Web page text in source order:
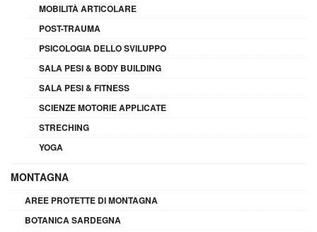
MOBILITÀ ARTICOLARE
POST-TRAUMA
PSICOLOGIA DELLO SVILUPPO
SALA PESI & BODY BUILDING
SALA PESI & FITNESS
SCIENZE MOTORIE APPLICATE
STRECHING
YOGA
MONTAGNA
AREE PROTETTE DI MONTAGNA
BOTANICA SARDEGNA